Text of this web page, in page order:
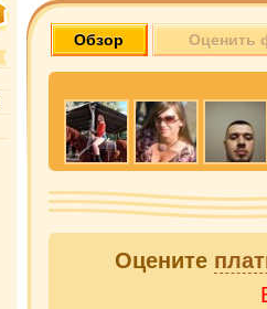
Обзор Оценить
Оцените